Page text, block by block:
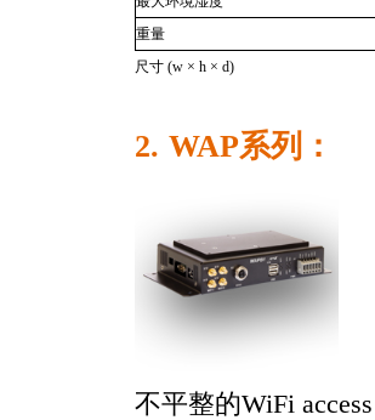
重量
尺寸 (w × h × d)
2. WAP系列：
不平整的WiFi